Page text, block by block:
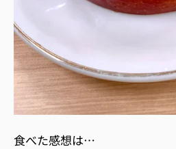
食べた感想は…